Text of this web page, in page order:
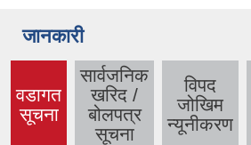
जानकारी
वडागत
सूचना
सार्वजनिक
खरिद /
बोलपत्र
सूचना
विपद
जोखिम
न्यूनीकरण